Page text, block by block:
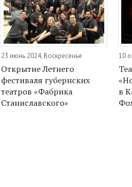
23 июнь 2024, Воскресенье
Открытие Летнего
фестиваля губернских
театров «Фабрика
Станиславского»
10
в